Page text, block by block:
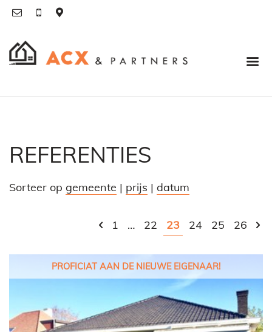
REFERENTIES
Sorteer op gemeente | prijs | datum
1 … 22 23 24 25 26
PROFICIAT AAN DE NIEUWE EIGENAAR!